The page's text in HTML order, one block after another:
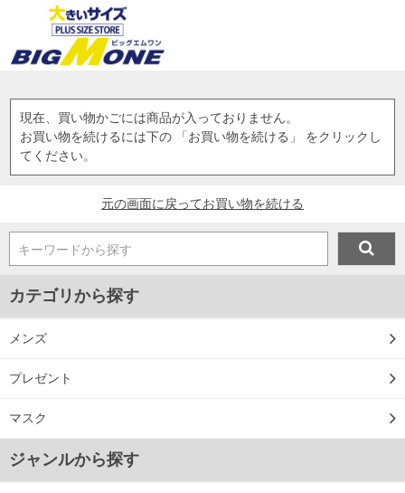
現在、買い物かごには商品が入っておりません。
お買い物を続けるには下の 「お買い物を続ける」 をクリックし
てください。
元の画面に戻ってお買い物を続ける
キーワードから探す
カテゴリから探す
メンズ
プレゼント
マスク
ジャンルから探す